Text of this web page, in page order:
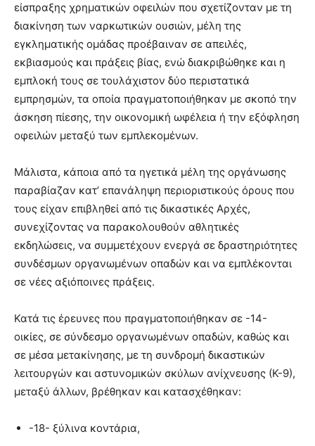
είσπραξης χρηματικών οφειλών που σχετίζονταν με τη
διακίνηση των ναρκωτικών ουσιών, μέλη της
εγκληματικής ομάδας προέβαιναν σε απειλές,
εκβιασμούς και πράξεις βίας, ενώ διακριβώθηκε και η
εμπλοκή τους σε τουλάχιστον δύο περιστατικά
εμπρησμών, τα οποία πραγματοποιήθηκαν με σκοπό την
άσκηση πίεσης, την οικονομική ωφέλεια ή την εξόφληση
οφειλών μεταξύ των εμπλεκομένων.
Μάλιστα, κάποια από τα ηγετικά μέλη της οργάνωσης
παραβίαζαν κατ’ επανάληψη περιοριστικούς όρους που
τους είχαν επιβληθεί από τις δικαστικές Αρχές,
συνεχίζοντας να παρακολουθούν αθλητικές
εκδηλώσεις, να συμμετέχουν ενεργά σε δραστηριότητες
συνδέσμων οργανωμένων οπαδών και να εμπλέκονται
σε νέες αξιόποινες πράξεις.
Κατά τις έρευνες που πραγματοποιήθηκαν σε -14-
οικίες, σε σύνδεσμο οργανωμένων οπαδών, καθώς και
σε μέσα μετακίνησης, με τη συνδρομή δικαστικών
λειτουργών και αστυνομικών σκύλων ανίχνευσης (Κ-9),
μεταξύ άλλων, βρέθηκαν και κατασχέθηκαν:
-18- ξύλινα κοντάρια,